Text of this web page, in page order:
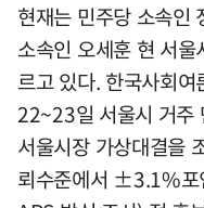
현재는 민주당 소속인
소속인 오세훈 현 서
르고 있다. 한국사회
22~23일 서울시 거주
서울시장 가상대결을
뢰수준에서 ±3.1%포